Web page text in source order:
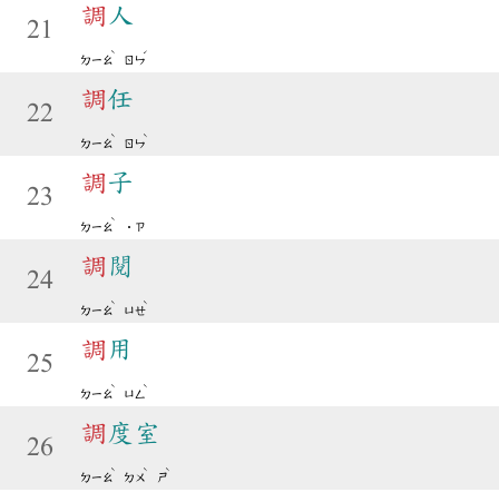
21
調 人
ㄉㄧㄠ
ˋ
ㄖㄣ
ˊ
22
調任
ㄉㄧㄠ
ˋ
ㄖㄣ
ˋ
23
調子
ㄉㄧㄠ
ˋ
˙ㄗ
24
調 閱
ㄉㄧㄠ
ˋ
ㄩㄝ
ˋ
25
調 用
ㄉㄧㄠ
ˋ
ㄩㄥ
ˋ
26
調 度室
ㄉㄧㄠ
ˋ
ㄉㄨ
ˋ
ㄕ
ˋ